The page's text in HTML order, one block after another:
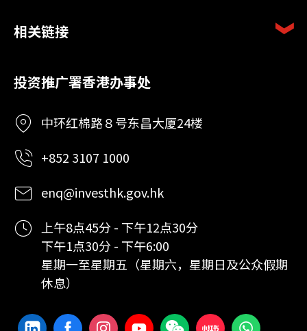
相关链接
投资推广署香港办事处
中环红棉路８号东昌大厦24楼
+852 3107 1000
enq@investhk.gov.hk
上午8点45分 - 下午12点30分
下午1点30分 - 下午6:00
星期一至星期五（星期六，星期日及公众假期
休息）